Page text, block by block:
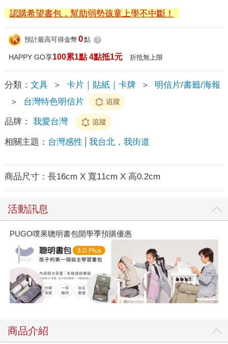
認購希望書包，幫助弱勢孩童上學不中斷！
預計最高可得金幣 0點 ?
HAPPY GO享100累1點 4點抵1元 折抵無上限
分類： 文具 ＞ 卡片｜貼紙｜卡牌 ＞
明信片/書籤/海報
＞
台灣特色明信片 追蹤
品牌： 我愛台灣 追蹤
相關主題： 台灣感性 我台北，我街道
商品尺寸： 長16cm X 寬11cm X 高0.2cm
活動訊息
PUGO噗果聰明書包開學季預購優惠
商品介紹